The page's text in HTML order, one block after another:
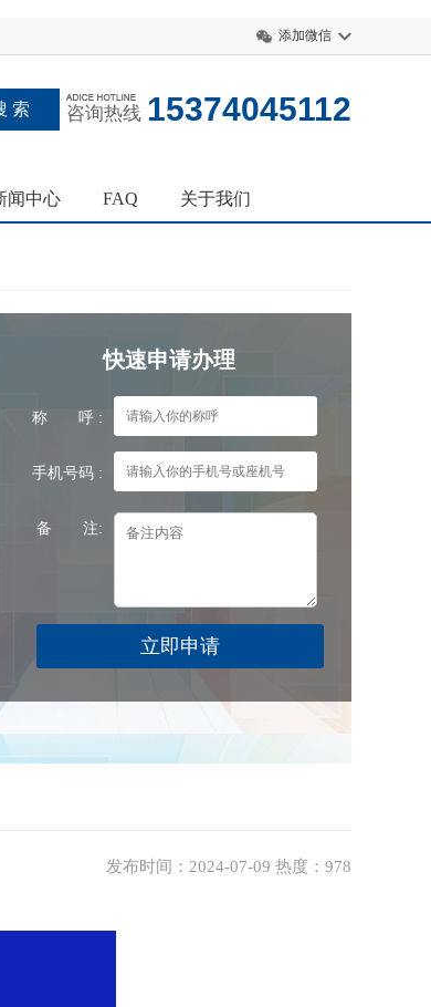
添加微信
咨询热线 15374045112
闻中心 FAQ 关于我们
快速申请办理
称 呼 :
手机号码 :
备 注:
发布时间：2024-07-09 热度：978